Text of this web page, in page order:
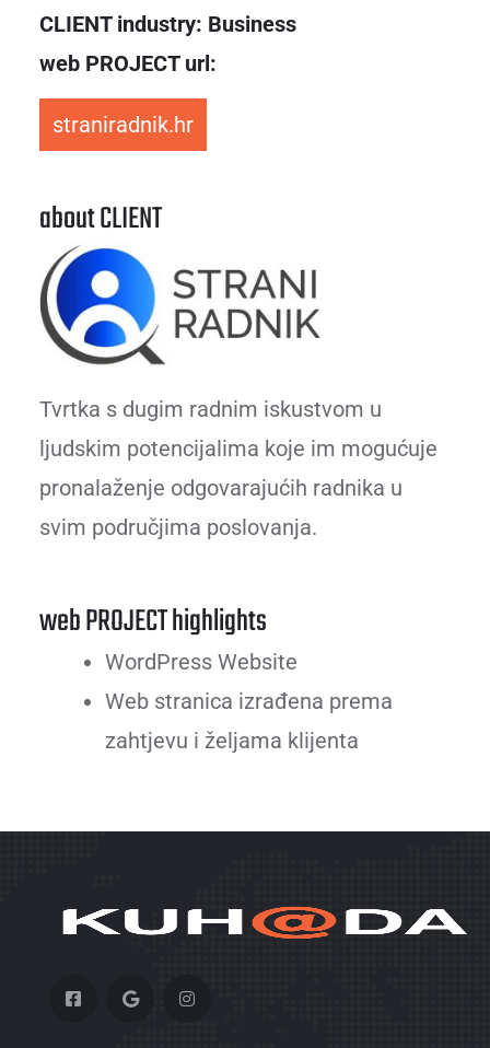
CLIENT industry: Business
web PROJECT url:
straniradnik.hr
about CLIENT
Tvrtka s dugim radnim iskustvom u
ljudskim potencijalima koje im mogućuje
pronalaženje odgovarajućih radnika u
svim područjima poslovanja.
web PROJECT highlights
WordPress Website
Web stranica izrađena prema
zahtjevu i željama klijenta